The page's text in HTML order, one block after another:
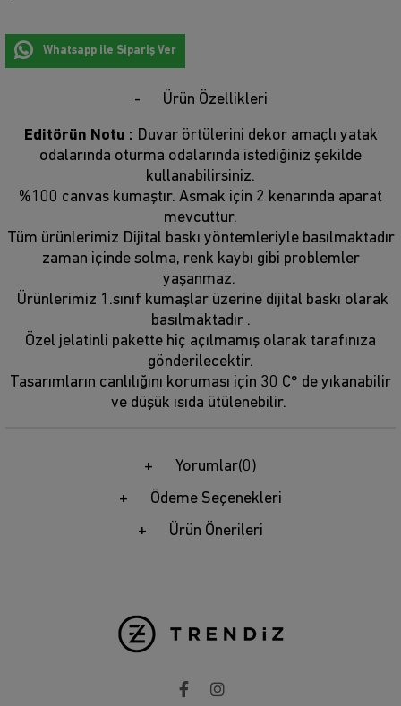
Whatsapp ile Sipariş Ver
Ürün Özellikleri
Editörün Notu : Duvar örtülerini dekor amaçlı yatak
odalarında oturma odalarında istediğiniz şekilde
kullanabilirsiniz.
%100 canvas kumaştır. Asmak için 2 kenarında aparat
mevcuttur.
Tüm ürünlerimiz Dijital baskı yöntemleriyle basılmaktadır
zaman içinde solma, renk kaybı gibi problemler
yaşanmaz.
Ürünlerimiz 1.sınıf kumaşlar üzerine dijital baskı olarak
basılmaktadır .
Özel jelatinli pakette hiç açılmamış olarak tarafınıza
gönderilecektir.
Tasarımların canlılığını koruması için 30 C° de yıkanabilir
ve düşük ısıda ütülenebilir.
Yorumlar(0)
Ödeme Seçenekleri
Ürün Önerileri